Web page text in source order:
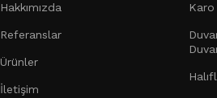
Hakkımızda
Referanslar
Ürünler
İletişim
Karo